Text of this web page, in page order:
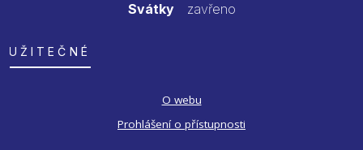
Svátkyzavřeno
UŽITEČNÉ
O webu
Prohlášení o přístupnosti